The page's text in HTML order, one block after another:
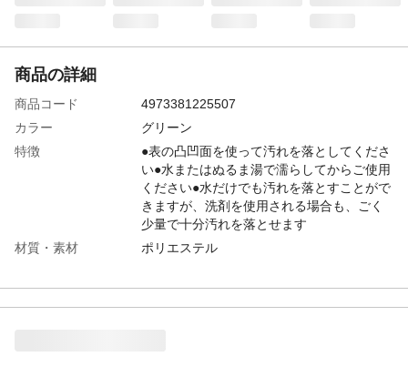
商品の詳細
商品コード
4973381225507
カラー
グリーン
特徴
●表の凸凹面を使って汚れを落としてくださ
い●水またはぬるま湯で濡らしてからご使用
ください●水だけでも汚れを落とすことがで
きますが、洗剤を使用される場合も、ごく
少量で十分汚れを落とせます
材質・素材
ポリエステル
（℃）